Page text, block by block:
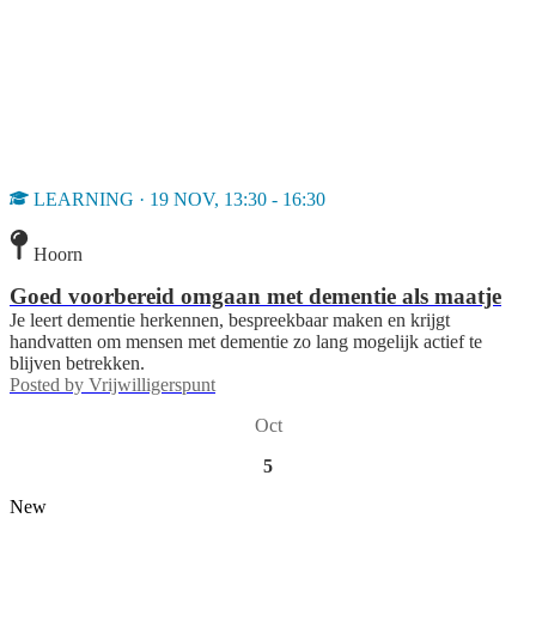
LEARNING · 19 NOV, 13:30 - 16:30
Hoorn
Goed voorbereid omgaan met dementie als maatje
Je leert dementie herkennen, bespreekbaar maken en krijgt
handvatten om mensen met dementie zo lang mogelijk actief te
blijven betrekken.
Posted by Vrijwilligerspunt
Oct
5
New